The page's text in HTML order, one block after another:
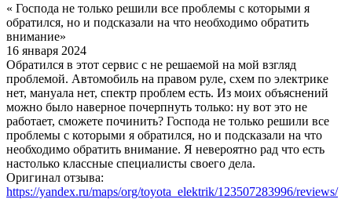
« Господа не только решили все проблемы с которыми я
обратился, но и подсказали на что необходимо обратить
внимание»
16 января 2024
Обратился в этот сервис с не решаемой на мой взгляд
проблемой. Автомобиль на правом руле, схем по электрике
нет, мануала нет, спектр проблем есть. Из моих объяснений
можно было наверное почерпнуть только: ну вот это не
работает, сможете починить? Господа не только решили все
проблемы с которыми я обратился, но и подсказали на что
необходимо обратить внимание. Я невероятно рад что есть
настолько классные специалисты своего дела.
Оригинал отзыва:
https://yandex.ru/maps/org/toyota_elektrik/123507283996/reviews/